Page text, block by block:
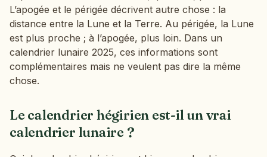
L’apogée et le périgée décrivent autre chose : la
distance entre la Lune et la Terre. Au périgée, la Lune
est plus proche ; à l’apogée, plus loin. Dans un
calendrier lunaire 2025, ces informations sont
complémentaires mais ne veulent pas dire la même
chose.
Le calendrier hégirien est-il un vrai
calendrier lunaire ?